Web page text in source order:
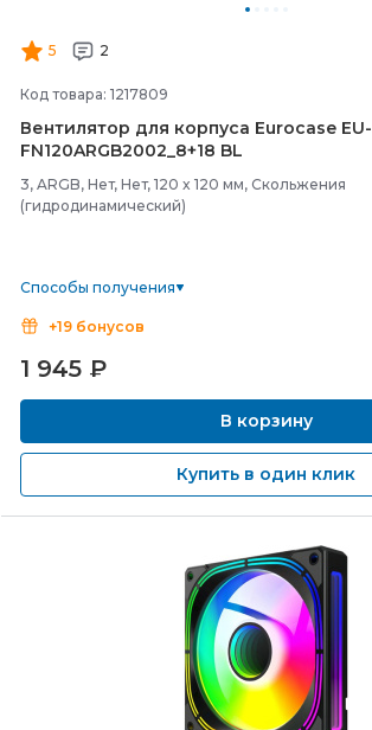
5 2
Код товара: 1217809
Вентилятор для корпуса Eurocase EU-
FN120ARGB2002_8+18 BL
3, ARGB, Нет, Нет, 120 x 120 мм, Скольжения
(гидродинамический)
Способы получения
+19 бонусов
1 945 ₽
В корзину
Купить в один клик